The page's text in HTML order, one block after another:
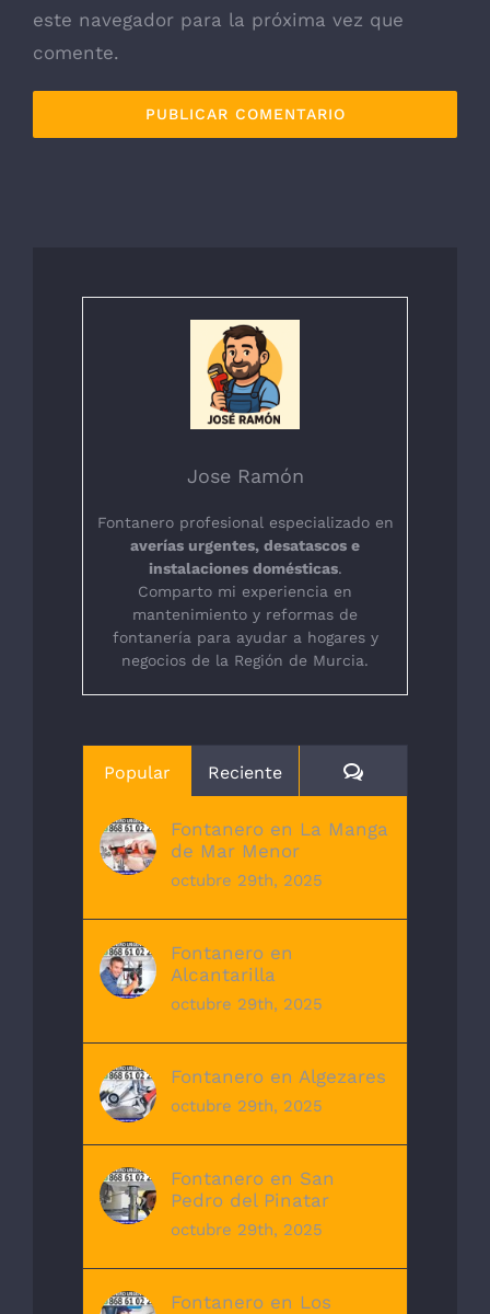
este navegador para la próxima vez que
comente.
Jose Ramón
Fontanero profesional especializado en
averías urgentes, desatascos e
instalaciones domésticas.
Comparto mi experiencia en
mantenimiento y reformas de
fontanería para ayudar a hogares y
negocios de la Región de Murcia.
Popular Reciente Comentarios
Fontanero en La Manga
de Mar Menor
octubre 29th, 2025
Fontanero en
Alcantarilla
octubre 29th, 2025
Fontanero en Algezares
octubre 29th, 2025
Fontanero en San
Pedro del Pinatar
octubre 29th, 2025
Fontanero en Los